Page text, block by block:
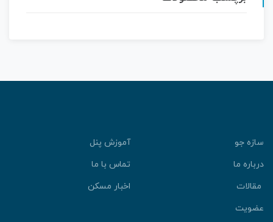
سازه جو
آموزش پنل
درباره ما
تماس با ما
مقالات
اخبار مسکن
عضویت